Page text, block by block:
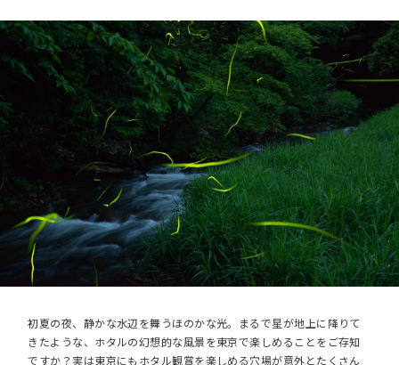
初夏の夜、静かな水辺を舞うほのかな光。まるで星が地上に降りて
きたような、ホタルの幻想的な風景を東京で楽しめることをご存知
ですか？実は東京にもホタル観賞を楽しめる穴場が意外とたくさん